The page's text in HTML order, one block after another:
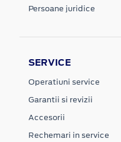
Persoane juridice
SERVICE
Operatiuni service
Garantii si revizii
Accesorii
Rechemari in service